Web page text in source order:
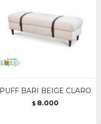
PUFF BARI BEIGE CLARO
$ 8.000